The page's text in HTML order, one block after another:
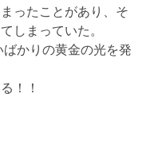
ったことがあり、そ
しまっていた。
かりの黄金の光を発
！！